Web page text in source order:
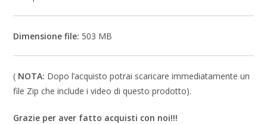
Dimensione file: 503 MB
( NOTA: Dopo l’acquisto potrai scaricare immediatamente un
file Zip che include i video di questo prodotto).
Grazie per aver fatto acquisti con noi!!!